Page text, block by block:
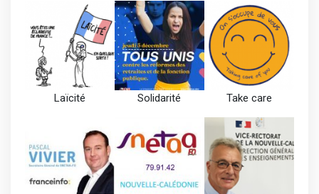
Laïcité Solidarité Take care